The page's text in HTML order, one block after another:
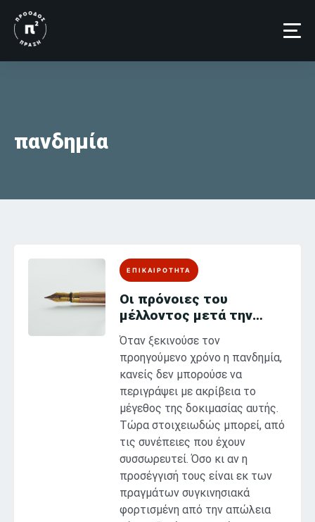
content
πανδημία
ΕΠΙΚΑΙΡΟΤΗΤΑ
Οι πρόνοιες του
μέλλοντος μετά την
πανδημία
Όταν ξεκινούσε τον
προηγούμενο χρόνο η πανδημία,
κανείς δεν μπορούσε να
περιγράψει με ακρίβεια το
μέγεθος της δοκιμασίας αυτής.
Τώρα στοιχειωδώς μπορεί, από
τις συνέπειες που έχουν
συσσωρευτεί. Όσο κι αν η
προσέγγισή τους είναι εκ των
πραγμάτων συγκινησιακά
φορτισμένη από την απώλεια